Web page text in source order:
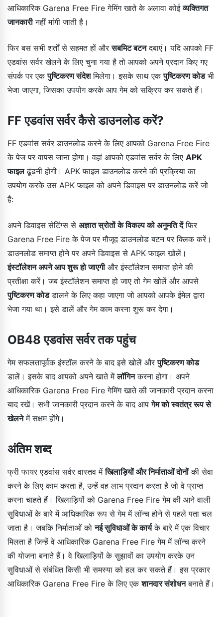
आधिकारिक Garena Free Fire गेमिंग खाते के अलावा कोईव्यक्तिगत
जानकारीनहीं मांगी जाती है।
फिर बस सभी शर्तों से सहमत हों औरसबमिट बटनदबाएं। यदि आपको FF
एडवांस सर्वर खेलने के लिए चुना गया है तो आपको अपने प्रदान किए गए
संपर्क पर एकपुष्टिकरण संदेशमिलेगा। इसके साथ एकपुष्टिकरण कोडभी
भेजा जाएगा, जिसका उपयोग करके आप गेम को सक्रिय कर सकते हैं।
FF एडवांस सर्वर कैसे डाउनलोड करें?
FF एडवांस सर्वर डाउनलोड करने के लिए आपको Garena Free Fire
के पेज पर वापस जाना होगा। वहां आपको एडवांस सर्वर के लिए APK
फाइलढूंढनी होगी। APK फाइल डाउनलोड करने की प्रक्रिया का
उपयोग करके उस APK फाइल को अपने डिवाइस पर डाउनलोड करें जो
है:
अपने डिवाइस सेटिंग्स से अज्ञात स्रोतों के विकल्प को अनुमति देंफिर
Garena Free Fire के पेज पर मौजूद डाउनलोड बटन पर क्लिक करें।
डाउनलोड समाप्त होने पर अपने डिवाइस से APK फाइल खोलें।
इंस्टॉलेशन अपने आप शुरू हो जाएगीऔर इंस्टॉलेशन समाप्त होने की
प्रतीक्षा करें। जब इंस्टॉलेशन समाप्त हो जाए तो गेम खोलें और आपसे
पुष्टिकरण कोडडालने के लिए कहा जाएगा जो आपको आपके ईमेल द्वारा
भेजा गया था। इसे डालें और गेम काम करना शुरू कर देगा।
OB48 एडवांस सर्वर तक पहुंच
गेम सफलतापूर्वक इंस्टॉल करने के बाद इसे खोलें औरपुष्टिकरण कोड
डालें। इसके बाद आपको अपने खाते मेंलॉगिनकरना होगा। अपने
आधिकारिक Garena Free Fire गेमिंग खाते की जानकारी प्रदान करना
याद रखें। सभी जानकारी प्रदान करने के बाद आपगेम को स्वतंत्र रूप से
खेलनेमें सक्षम होंगे।
अंतिम शब्द
फ्री फायर एडवांस सर्वर वास्तव मेंखिलाड़ियों और निर्माताओं दोनोंकी सेवा
करने के लिए काम करता है, उन्हें वह लाभ प्रदान करता है जो वे प्राप्त
करना चाहते हैं। खिलाड़ियों को Garena Free Fire गेम की आने वाली
सुविधाओं के बारे में आधिकारिक रूप से गेम में लॉन्च होने से पहले पता चल
जाता है। जबकि निर्माताओं कोनई सुविधाओं के कार्यके बारे में एक विचार
मिलता है जिन्हें वे आधिकारिक Garena Free Fire गेम में लॉन्च करने
की योजना बनाते हैं। वे खिलाड़ियों के सुझावों का उपयोग करके उन
सुविधाओं से संबंधित किसी भी समस्या को हल कर सकते हैं। इस प्रकार
आधिकारिक Garena Free Fire के लिए एकशानदार संशोधनबनाते हैं।